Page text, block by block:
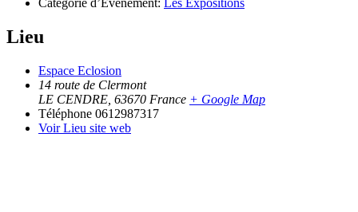
Lieu
Espace Eclosion
14 route de Clermont
LE CENDRE 63670 France + Google Map
Téléphone 0612987317
Voir Lieu site web